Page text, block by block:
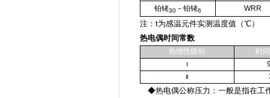
铂铑30－铂铑6 WRR
注：t为感温元件实测温度值（℃）
热电偶时间常数
热惰性级别 时
Ⅰ
Ⅱ
◆热电偶公称压力：一般是指在工